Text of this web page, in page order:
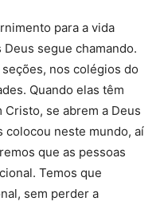
para a vida
segue chamando.
nos colégios do
Quando elas têm
se abrem a Deus
colocou neste mundo, aí
que as pessoas
Temos que
sem perder a